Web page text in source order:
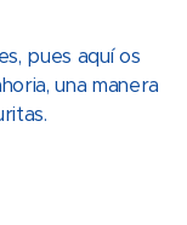
pues aquí os
una manera